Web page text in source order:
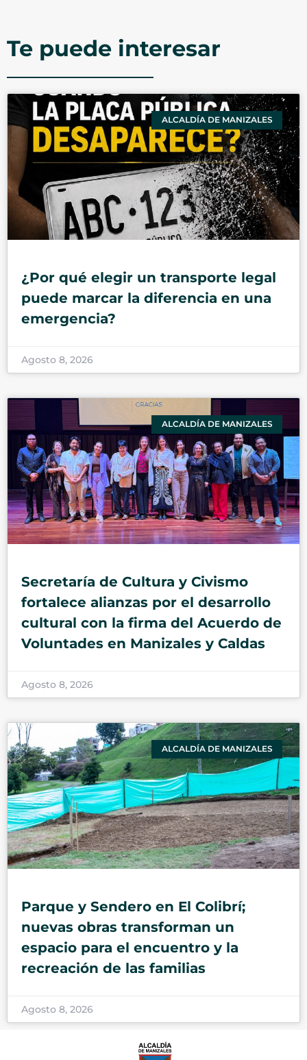
Te puede interesar
ALCALDÍA DE MANIZALES
¿Por qué elegir un transporte legal
puede marcar la diferencia en una
emergencia?
Agosto 8, 2026
ALCALDÍA DE MANIZALES
Secretaría de Cultura y Civismo
fortalece alianzas por el desarrollo
cultural con la firma del Acuerdo de
Voluntades en Manizales y Caldas
Agosto 8, 2026
ALCALDÍA DE MANIZALES
Parque y Sendero en El Colibrí;
nuevas obras transforman un
espacio para el encuentro y la
recreación de las familias
Agosto 8, 2026